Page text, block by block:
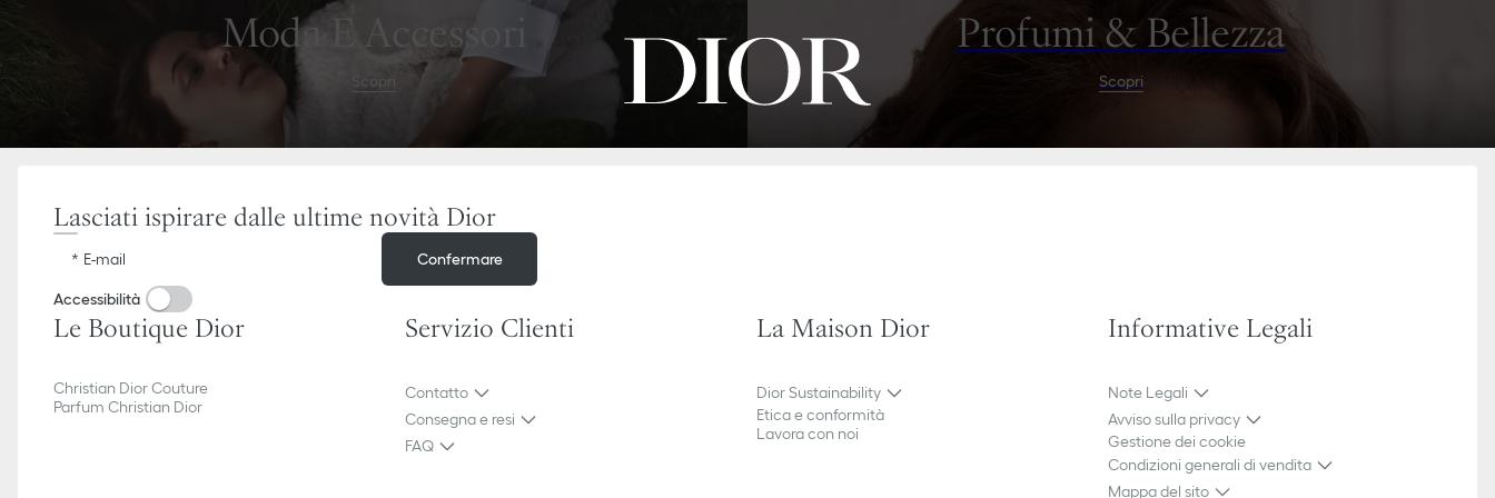
Moda E Accessori
Scopri
Profumi & Bellezza
Scopri
Lasciati ispirare dalle ultime novità Dior
E-mail Confermare
Accessibilità
Le Boutique Dior
Christian Dior Couture
Parfum Christian Dior
Servizio Clienti
Contatto
Consegna e resi
FAQ
La Maison Dior
Dior Sustainability
Etica e conformità
Lavora con noi
Informative Legali
Note Legali
Avviso sulla privacy
Gestione dei cookie
Condizioni generali di vendita
Mappa del sito